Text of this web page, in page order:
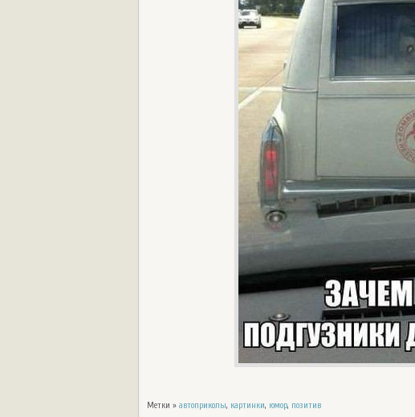
Метки » автоприколы, картинки, юмор, позитив